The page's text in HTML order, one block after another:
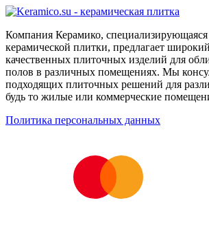
Компания Керамико,
керамической плитки, предлагает
качественных плиточных изделий для
полов в различных помещениях. Мы
подходящих плиточных решений для
будь то жилые или коммерческие
Политика персональных данных